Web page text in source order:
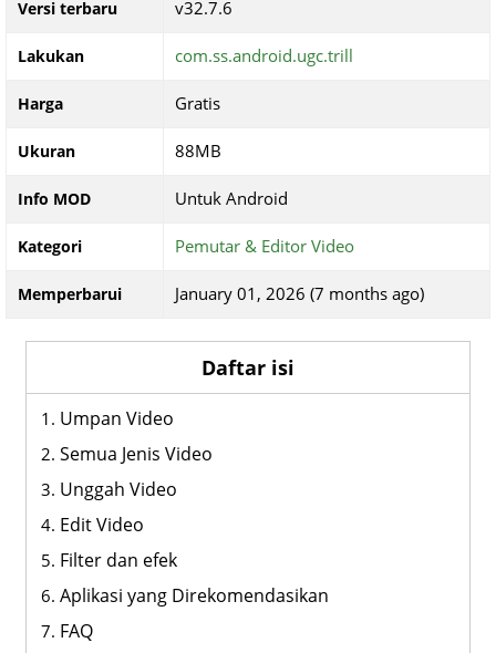
Versi terbaru v32.7.6
Lakukan com.ss.android.ugc.trill
Harga Gratis
Ukuran 88MB
Info MOD Untuk Android
Kategori Pemutar & Editor Video
Memperbarui January 01, 2026 (7 months ago)
Daftar isi
Umpan Video
Semua Jenis Video
Unggah Video
Edit Video
Filter dan efek
Aplikasi yang Direkomendasikan
FAQ